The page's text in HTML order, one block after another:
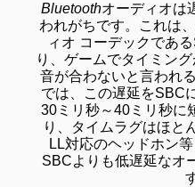
Bluetoothオーディオは
われがちです。これは
ィオ コーデックであ
り、ゲームでタイミン
音が合わないと言われ
では、この遅延をSBC
30ミリ秒～40ミリ秒に
り、タイムラグはほと
LL対応のヘッドホン
SBCよりも低遅延なオ